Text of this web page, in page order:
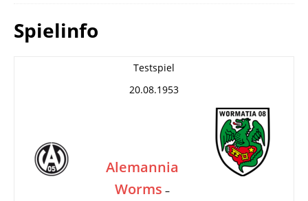
Spielinfo
Testspiel
20.08.1953
Alemannia
Worms –